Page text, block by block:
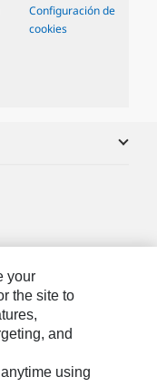
Configuración de
cookies
your
the site to
and
using